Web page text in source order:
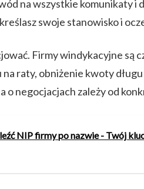
na wszystkie komunikaty i
swoje stanowisko i
Firmy windykacyjne są
na raty, obniżenie kwoty
o negocjacjach zależy od
NIP firmy po nazwie - Twój